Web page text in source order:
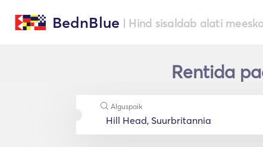
BednBlue | Hind sisaldab alati
Rentida
Alguspaik